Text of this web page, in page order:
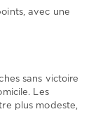
avec une
sans victoire
Les
plus modeste,